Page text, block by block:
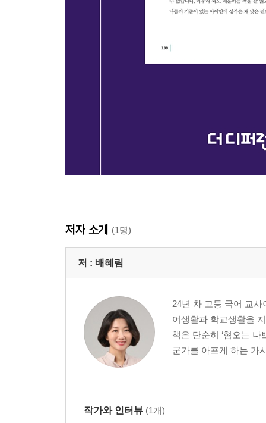
저자 소개 (1명)
저 : 배혜림
24년 차 고등 국어 교
어생활과 학교생활을
책은 단순히 ‘혐오는
군가를 아프게 하는 가
작가와 인터뷰 (1개)